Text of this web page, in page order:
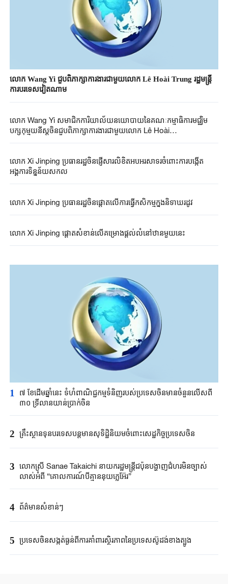
លោក Wang Yi ជួបពិភាក្សាការងារជាមួយលោក Lê Hoài Trung រដ្ឋមន្ត្រី
ការបរទេសវៀតណាម
លោក Wang Yi សមាជិក​ការិយាល័យ​នយោបាយ​នៃ​គណៈកម្មាធិការមជ្ឈិម​
បក្សកុម្មុយនីស្ត​ចិន​ជួប​ពិភាក្សា​ការងារ​ជាមួយលោក​ Lê Hoài
លោក​ Xi Jinping ប្រធានរដ្ឋចិន​ផ្ញើ​សារ​លិខិត​អបអរសាទរ​ចំពោះការ​បង្កើត
អង្គការ​ទិន្នន័យ​សកល​
លោក​ Xi Jinping ប្រធានរដ្ឋ​ចិន​ផ្តោត​លើ​ការ​​ធ្វើ​កសិកម្ម​ក្នុ​ងនិទាឃរដូវ​
លោក​ Xi Jinping ផ្តោតសំខាន់លើគម្រោង​ផ្តល់លំនៅឋានមួយនេះ
1
៧ ខែដើមឆ្នាំនេះ ទំហំពាណិជ្ជកម្មទំនិញរបស់ប្រទេសចិនមានចំនួនលើសពី
៣០ ទ្រីលានយាន់ប្រាក់ចិន
2 គ្រឹះស្ថាន​ទុនបរទេស​បន្តមាន​សុទិដ្ឋិនិយម​ចំពោះសេដ្ឋកិច្ច​ប្រទេសចិន​​
3 លោកស្រី Sanae ​Takaichi ​នាយករដ្ឋមន្ត្រី​ជប៉ុន​បង្ហាញជំហរមិន​ច្បាស់​
លាស់​អំពី ​“គោលការណ៍បី​គ្មាននុយក្លេអ៊ែរ​”​
4 ព័ត៌មានសំខាន់ៗ
5 ប្រទេសចិនសង្កត់ធ្ងន់ពីការគាំពារស្ថិរភាពនៃប្រទេសស៊ូដង់ខាងត្បូង